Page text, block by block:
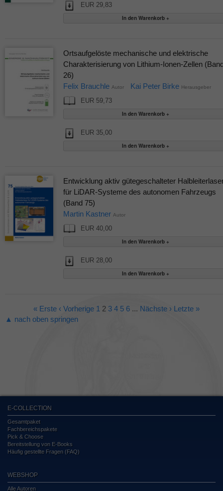
EUR 29,83
Ortsaufgelöste mechanische und elektrische
Charakterisierung von Lithium-Ionen-Zellen
26)
Felix Brauchle Autor Kai Peter Birke Herausgeber
EUR 59,73
EUR 35,00
Entwicklung aktiv gütegeschalteter
für LiDAR-Systeme des autonomen Fahrzeugs
(Band 75)
Martin Kastner Autor
EUR 40,00
EUR 28,00
« Erste ‹ Vorherige 1 2 3 4 5 6 ... Nächste › Letzte »
▲ nach oben springen
E-COLLECTION
Gesamtpaket
Fachbereichspakete
Pick & Choose
Bereitstellung von E-Books
Häufig gestellte Fragen (FAQ)
WEBSHOP
Alle Autoren